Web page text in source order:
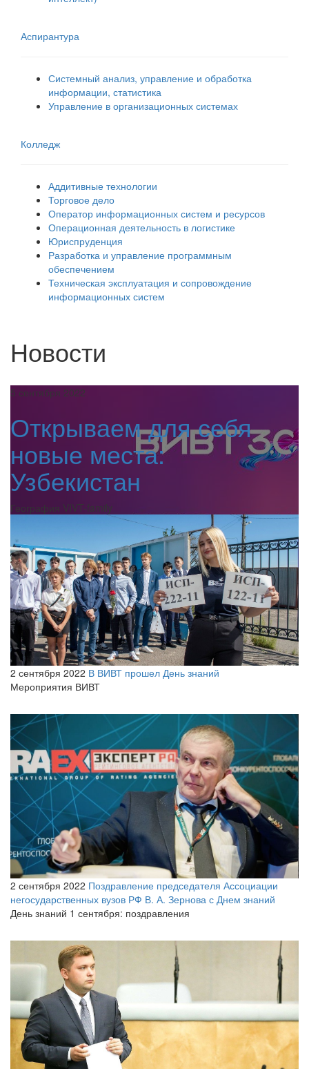
Аспирантура
Системный анализ, управление и обработка
информации, статистика
Управление в организационных системах
Колледж
Аддитивные технологии
Торговое дело
Оператор информационных систем и ресурсов
Операционная деятельность в логистике
Юриспруденция
Разработка и управление программным
обеспечением
Техническая эксплуатация и сопровождение
информационных систем
Новости
5 сентября 2022
Открываем для себя
новые места:
Узбекистан
География VIVT-family
2 сентября 2022 В ВИВТ прошел День знаний
Мероприятия ВИВТ
2 сентября 2022 Поздравление председателя Ассоциации
негосударственных вузов РФ В. А. Зернова с Днем знаний
День знаний 1 сентября: поздравления